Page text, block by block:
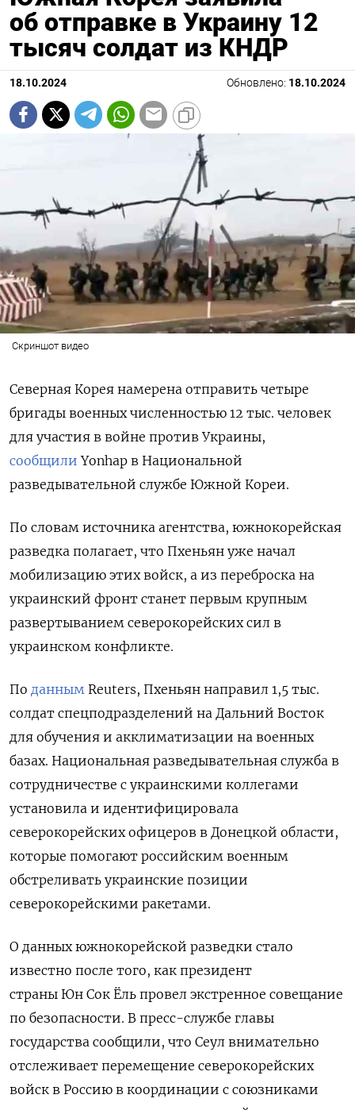
об отправке в Украину 12
тысяч солдат из КНДР
18.10.2024 Обновлено: 18.10.2024
Скриншот видео
Северная Корея намерена отправить четыре
бригады военных численностью 12 тыс. человек
для участия в войне против Украины,
сообщили Yonhap в Национальной
разведывательной службе Южной Кореи.
По словам источника агентства, южнокорейская
разведка полагает, что Пхеньян уже начал
мобилизацию этих войск, а из переброска на
украинский фронт станет первым крупным
развертыванием северокорейских сил в
украинском конфликте.
По данным Reuters, Пхеньян направил 1,5 тыс.
солдат спецподразделений на Дальний Восток
для обучения и акклиматизации на военных
базах. Национальная разведывательная служба в
сотрудничестве с украинскими коллегами
установила и идентифицировала
северокорейских офицеров в Донецкой области,
которые помогают российским военным
обстреливать украинские позиции
северокорейскими ракетами.
О данных южнокорейской разведки стало
известно после того, как президент
страны Юн Сок Ёль провел экстренное совещание
по безопасности. В пресс-службе главы
государства сообщили, что Сеул внимательно
отслеживает перемещение северокорейских
войск в Россию в координации с союзниками